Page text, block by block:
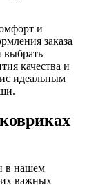
и
заказа
выбрать
качества и
идеальным
в нашем
важных